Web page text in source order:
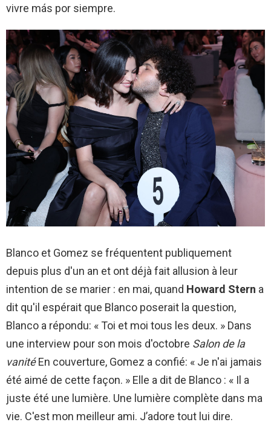
vivre más por siempre.
Blanco et Gomez se fréquentent publiquement
depuis plus d'un an et ont déjà fait allusion à leur
intention de se marier : en mai, quand Howard Stern a
dit qu'il espérait que Blanco poserait la question,
Blanco a répondu: « Toi et moi tous les deux. » Dans
une interview pour son mois d'octobre Salon de la
vanitéEn couverture, Gomez a confié: « Je n'ai jamais
été aimé de cette façon. » Elle a dit de Blanco : « Il a
juste été une lumière. Une lumière complète dans ma
vie. C'est mon meilleur ami. J’adore tout lui dire.